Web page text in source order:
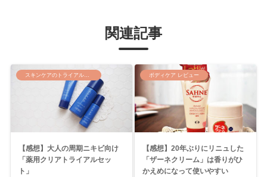
関連記事
【感想】大人の周期ニキビ向け
「薬用クリアトライアルセッ
ト」
ボディケア レビュー
【感想】20年ぶりにリニュした
「ザーネクリーム」は香りがひ
かえめになって使いやすい